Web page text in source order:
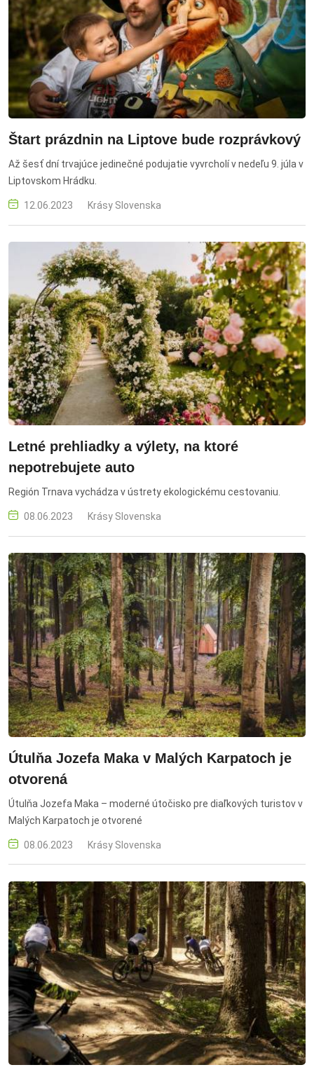
Štart prázdnin na Liptove bude rozprávkový
Až šesť dní trvajúce jedinečné podujatie vyvrcholí v nedeľu 9. júla v
Liptovskom Hrádku.
12.06.2023 Krásy Slovenska
Letné prehliadky a výlety, na ktoré
nepotrebujete auto
Región Trnava vychádza v ústrety ekologickému cestovaniu.
08.06.2023 Krásy Slovenska
Útulňa Jozefa Maka v Malých Karpatoch je
otvorená
Útulňa Jozefa Maka – moderné útočisko pre diaľkových turistov v
Malých Karpatoch je otvorené
08.06.2023 Krásy Slovenska